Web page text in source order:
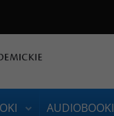
AUDIOBOOKI